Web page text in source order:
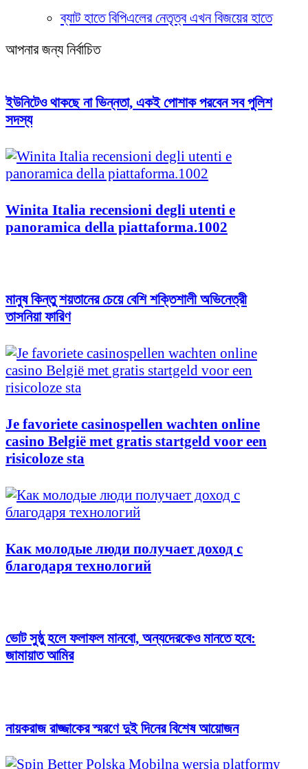
ব্যাট হাতে বিপিএলের নেতৃত্ব এখন বিজয়ের হাতে
আপনার জন্য নির্বাচিত
ইউনিটেও থাকছে না ভিন্নতা, একই পোশাক পরবেন সব পুলিশ
সদস্য
Winita Italia recensioni degli utenti e
panoramica della piattaforma.1002
মানুষ কিন্তু শয়তানের চেয়ে বেশি শক্তিশালী অভিনেত্রী
তাসনিয়া ফারিণ
Je favoriete casinospellen wachten online
casino België met gratis startgeld voor een
risicoloze sta
Как молодые люди получает доход с
благодаря технологий
ভোট সুষ্ঠু হলে ফলাফল মানবো, অন্যদেরকেও মানতে হবে:
জামায়াত আমির
নায়করাজ রাজ্জাকের স্মরণে দুই দিনের বিশেষ আয়োজন